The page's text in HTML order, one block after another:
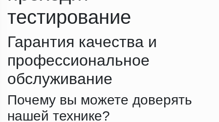
тестирование
Гарантия качества и
профессиональное
обслуживание
Почему вы можете доверять
нашей технике?